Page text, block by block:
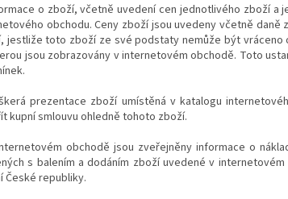
o zboží, včetně uvedení cen jednotlivého zboží a
obchodu. Ceny zboží jsou uvedeny včetně
jestliže toto zboží ze své podstaty nemůže být
jsou zobrazovány v internetovém obchodě. Toto
prezentace zboží umístěná v katalogu
kupní smlouvu ohledně tohoto zboží.
obchodě jsou zveřejněny informace o
s balením a dodáním zboží uvedené v
České republiky.